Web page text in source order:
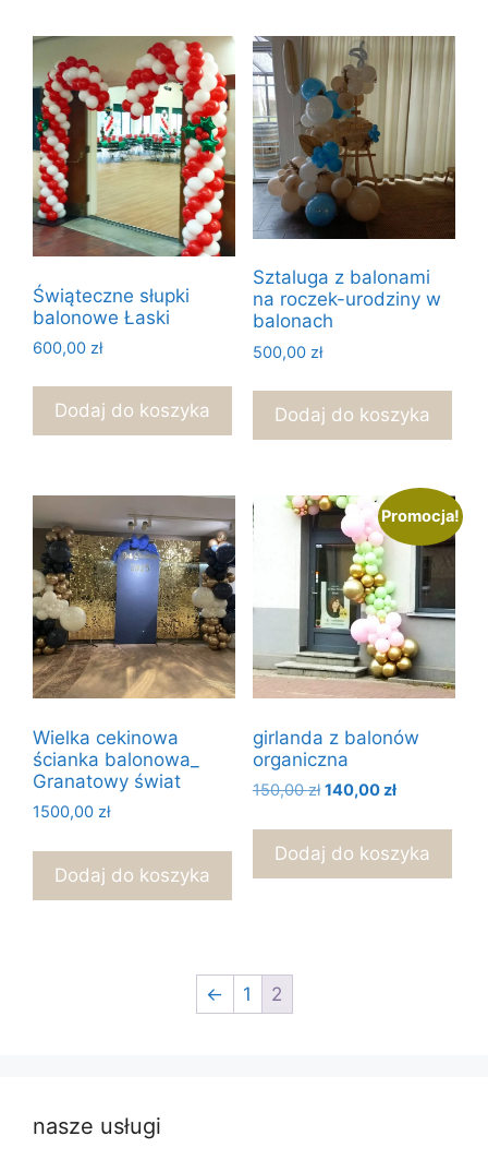
Świąteczne słupki
balonowe Łaski
600,00 zł
Dodaj do koszyka
Sztaluga z balonami
na roczek-urodziny w
balonach
500,00 zł
Dodaj do koszyka
Wielka cekinowa
ścianka balonowa_
Granatowy świat
1500,00 zł
Dodaj do koszyka
Promocja!
girlanda z balonów
organiczna
150,00zł Pierwotna
wynosiła:
150,00 zł.
140,00złAktualna
wynosi:
140,00 zł.
Dodaj do koszyka
← 1 2
nasze usługi